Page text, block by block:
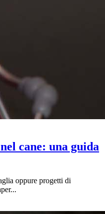
cane: una guida
oppure progetti di